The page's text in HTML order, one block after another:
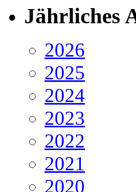
Jährliches
2026
2025
2024
2023
2022
2021
2020